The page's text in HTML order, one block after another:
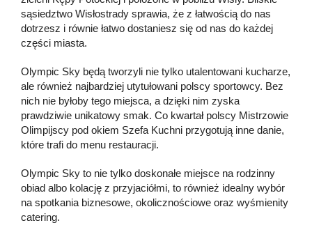
sąsiedztwo Wisłostrady sprawia, że z łatwością do nas
dotrzesz i równie łatwo dostaniesz się od nas do każdej
części miasta.
Olympic Sky będą tworzyli nie tylko utalentowani kucharze,
ale również najbardziej utytułowani polscy sportowcy. Bez
nich nie byłoby tego miejsca, a dzięki nim zyska
prawdziwie unikatowy smak. Co kwartał polscy Mistrzowie
Olimpijscy pod okiem Szefa Kuchni przygotują inne danie,
które trafi do menu restauracji.
Olympic Sky to nie tylko doskonałe miejsce na rodzinny
obiad albo kolację z przyjaciółmi, to również idealny wybór
na spotkania biznesowe, okolicznościowe oraz wyśmienity
catering.